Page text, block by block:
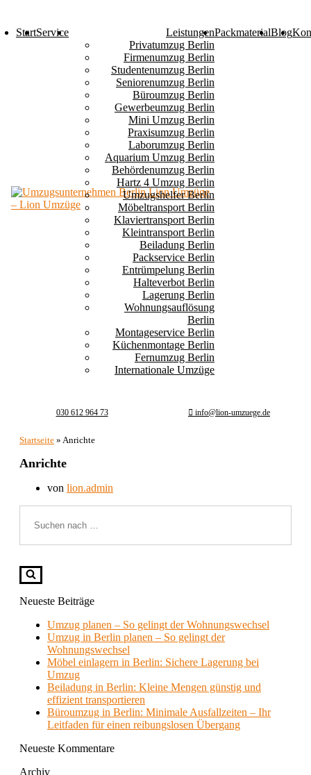
StartService
Leistungen
Privatumzug Berlin
Firmenumzug Berlin
Studentenumzug Berlin
Seniorenumzug Berlin
Büroumzug Berlin
Gewerbeumzug Berlin
Mini Umzug Berlin
Praxisumzug Berlin
Laborumzug Berlin
Aquarium Umzug Berlin
Behördenumzug Berlin
Hartz 4 Umzug Berlin
Umzugshelfer Berlin
Möbeltransport Berlin
Klaviertransport Berlin
Kleintransport Berlin
Beiladung Berlin
Packservice Berlin
Entrümpelung Berlin
Halteverbot Berlin
Lagerung Berlin
Wohnungsauflösung
Berlin
Montageservice Berlin
Küchenmontage Berlin
Fernumzug Berlin
Internationale Umzüge
PackmaterialBlog
030 612 964 73 info@lion-umzuege.de
Startseite » Anrichte
Anrichte
von lion.admin
nach …
Neueste Beiträge
Umzug planen – So gelingt der Wohnungswechsel
Umzug in Berlin planen – So gelingt der
Wohnungswechsel
Möbel einlagern in Berlin: Sichere Lagerung bei
Umzug
Beiladung in Berlin: Kleine Mengen günstig und
effizient transportieren
Büroumzug in Berlin: Minimale Ausfallzeiten – Ihr
Leitfaden für einen reibungslosen Übergang
Neueste Kommentare
Archiv